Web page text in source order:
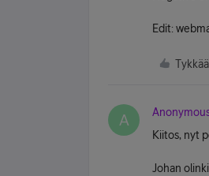
Edit:
Tykkää
A
Kiitos, nyt
Johan